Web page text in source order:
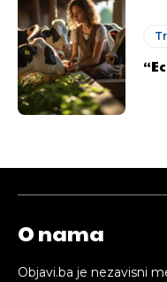
O nama
Objavi.ba je nezavisni